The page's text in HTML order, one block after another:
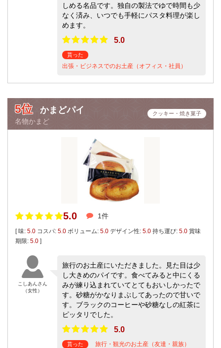
しめる名品です。独自の製法でゆで時間も少
なく済み、いつでも手軽にパスタ料理が楽し
めます。
5.0
貰った
出張・ビジネスでのお土産（オフィス・社員）
5位 かまどパイ
名物かまど
クッキー・焼き菓子
5.0 1件
[ 味: 5.0 コスパ: 5.0 ボリューム: 5.0 デザイン性: 5.0 持ち運び: 5.0 賞味
期限: 5.0 ]
こしあんさん
（女性）
旅行のお土産にいただきました。見た目は少
し大きめのパイです。食べてみると中にくる
みが練り込まれていてとてもおいしかったで
す。砂糖がかなりまぶしてあったので甘いで
す。ブラックのコーヒーや砂糖なしの紅茶に
ピッタリでした。
5.0
貰った 旅行・観光のお土産（友達・親族）